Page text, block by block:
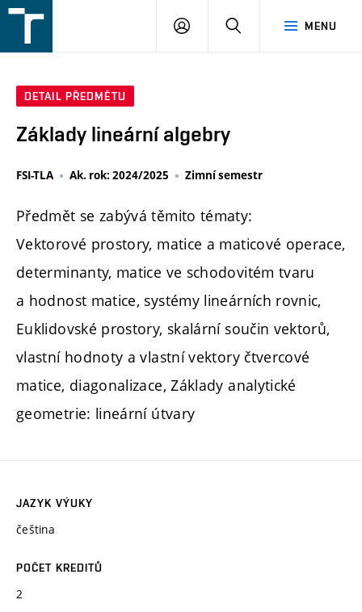
v
MENU
PŘIHLÁŠENÍ
DETAIL PŘEDMĚTU
Základy lineární algebry
FSI-TLA Ak. rok: 2024/2025 Zimní semestr
Předmět se zabývá těmito tématy:
Vektorové prostory, matice a maticové operace,
determinanty, matice ve schodovitém tvaru
a hodnost matice, systémy lineárních rovnic,
Euklidovské prostory, skalární součin vektorů,
vlastní hodnoty a vlastní vektory čtvercové
matice, diagonalizace, Základy analytické
geometrie: lineární útvary
JAZYK VÝUKY
čeština
POČET KREDITŮ
2